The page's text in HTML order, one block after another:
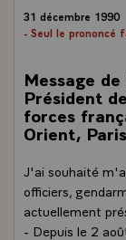
31 décembre 1990
- Seul le prononcé
Message
Président
forces
Orient,
J'ai souhaité
officiers,
actuellement
- Depuis le 2